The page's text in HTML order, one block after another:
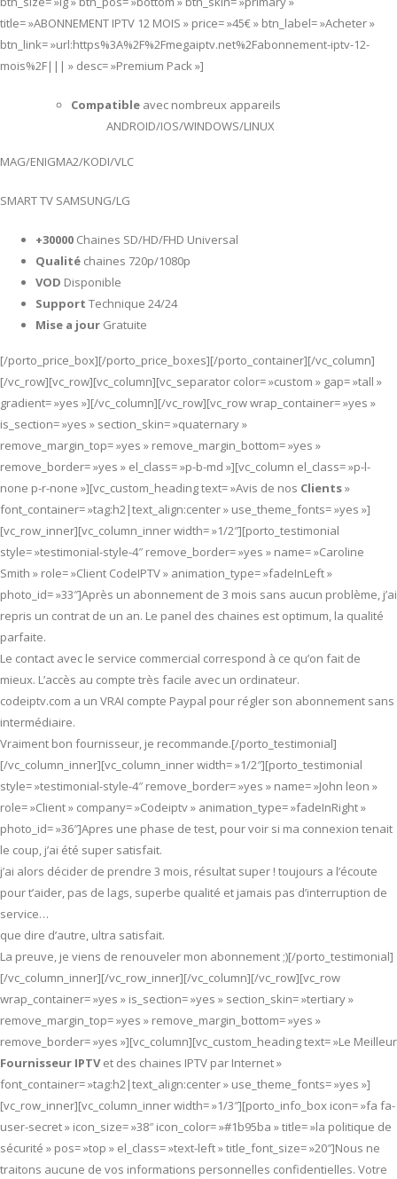
title= »ABONNEMENT IPTV 12 MOIS » price= »45€ » btn_label= »Acheter »
btn_link= »url:https%3A%2F%2Fmegaiptv.net%2Fabonnement-iptv-12-
mois%2F||| » desc= »Premium Pack »]
Compatible avec nombreux appareils
ANDROID/IOS/WINDOWS/LINUX
MAG/ENIGMA2/KODI/VLC
SMART TV SAMSUNG/LG
+30000 Chaines SD/HD/FHD Universal
Qualité chaines 720p/1080p
VOD Disponible
Support Technique 24/24
Mise a jour Gratuite
[/porto_price_box][/porto_price_boxes][/porto_container][/vc_column]
[/vc_row][vc_row][vc_column][vc_separator color= »custom » gap= »tall »
gradient= »yes »][/vc_column][/vc_row][vc_row wrap_container= »yes »
is_section= »yes » section_skin= »quaternary »
remove_margin_top= »yes » remove_margin_bottom= »yes »
remove_border= »yes » el_class= »p-b-md »][vc_column el_class= »p-l-
none p-r-none »][vc_custom_heading text= »Avis de nos Clients»
font_container= »tag:h2|text_align:center » use_theme_fonts= »yes »]
[vc_row_inner][vc_column_inner width= »1/2″][porto_testimonial
style= »testimonial-style-4″ remove_border= »yes » name= »Caroline
Smith » role= »Client CodeIPTV » animation_type= »fadeInLeft »
photo_id= »33″]Après un abonnement de 3 mois sans aucun problème, j’ai
repris un contrat de un an. Le panel des chaines est optimum, la qualité
parfaite.
Le contact avec le service commercial correspond à ce qu’on fait de
mieux. L’accès au compte très facile avec un ordinateur.
codeiptv.com a un VRAI compte Paypal pour régler son abonnement sans
intermédiaire.
Vraiment bon fournisseur, je recommande.[/porto_testimonial]
[/vc_column_inner][vc_column_inner width= »1/2″][porto_testimonial
style= »testimonial-style-4″ remove_border= »yes » name= »John leon »
role= »Client » company= »Codeiptv » animation_type= »fadeInRight »
photo_id= »36″]Apres une phase de test, pour voir si ma connexion tenait
le coup, j’ai été super satisfait.
j’ai alors décider de prendre 3 mois, résultat super ! toujours a l’écoute
pour t’aider, pas de lags, superbe qualité et jamais pas d’interruption de
service…
que dire d’autre, ultra satisfait.
La preuve, je viens de renouveler mon abonnement ;)[/porto_testimonial]
[/vc_column_inner][/vc_row_inner][/vc_column][/vc_row][vc_row
wrap_container= »yes » is_section= »yes » section_skin= »tertiary »
remove_margin_top= »yes » remove_margin_bottom= »yes »
remove_border= »yes »][vc_column][vc_custom_heading text= »Le Meilleur
Fournisseur IPTVet des chaines IPTV par Internet »
font_container= »tag:h2|text_align:center » use_theme_fonts= »yes »]
[vc_row_inner][vc_column_inner width= »1/3″][porto_info_box icon= »fa fa-
user-secret » icon_size= »38″ icon_color= »#1b95ba » title= »la politique de
sécurité » pos= »top » el_class= »text-left » title_font_size= »20″]Nous ne
traitons aucune de vos informations personnelles confidentielles. Votre